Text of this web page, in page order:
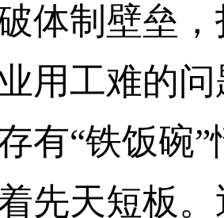
制壁垒，
用工难的
有“铁饭碗
先天短板